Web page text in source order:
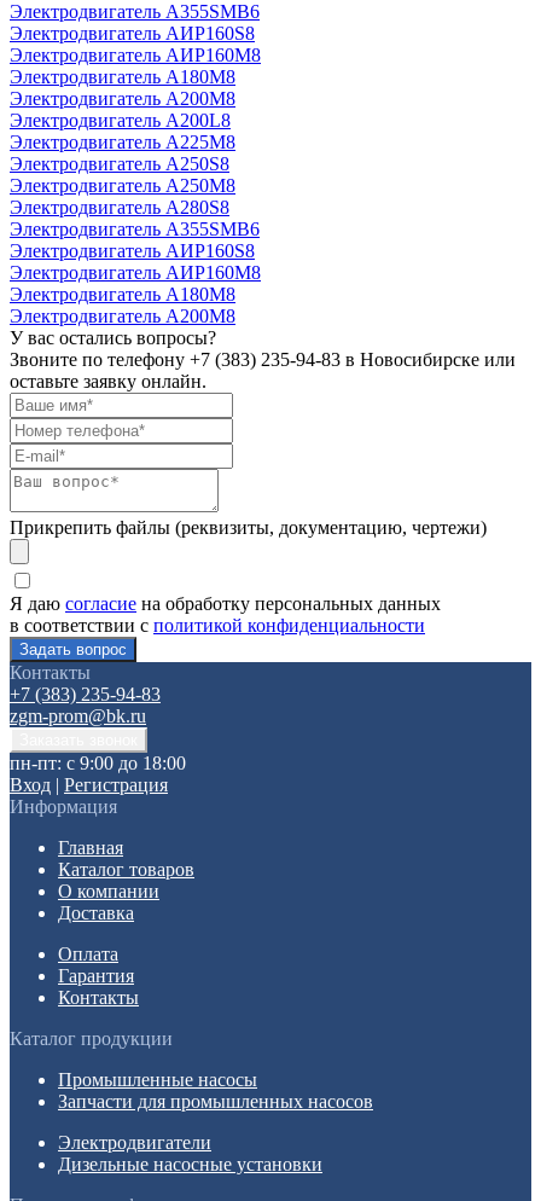
Электродвигатель А355SМВ6
Электродвигатель АИР160S8
Электродвигатель АИР160М8
Электродвигатель А180М8
Электродвигатель А200М8
Электродвигатель А200L8
Электродвигатель А225М8
Электродвигатель А250S8
Электродвигатель А250М8
Электродвигатель А280S8
Электродвигатель А355SМВ6
Электродвигатель АИР160S8
Электродвигатель АИР160М8
Электродвигатель А180М8
Электродвигатель А200М8
У вас остались вопросы?
Звоните по телефону +7 (383) 235-94-83 в Новосибирске или
оставьте заявку онлайн.
Прикрепить файлы (реквизиты, документацию, чертежи)
Я даю согласие на обработку персональных данных
в соответствии с политикой конфиденциальности
Контакты
+7 (383) 235-94-83
zgm-prom@bk.ru
пн-пт: с 9:00 до 18:00
Вход | Регистрация
Информация
Главная
Каталог товаров
О компании
Доставка
Оплата
Гарантия
Контакты
Каталог продукции
Промышленные насосы
Запчасти для промышленных насосов
Электродвигатели
Дизельные насосные установки